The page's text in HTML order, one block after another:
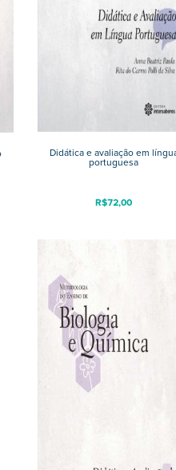
Didática e avaliação em
portuguesa
R$72,00